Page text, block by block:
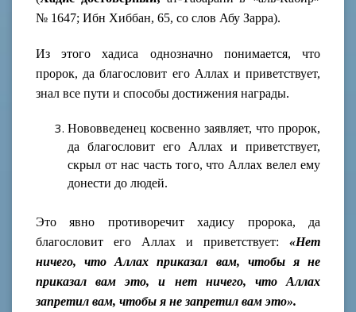
№ 1647; Ибн Хиббан, 65, со слов Абу Зарра).
Из этого хадиса однозначно понимается, что
пророк, да благословит его Аллах и приветствует,
знал все пути и способы достижения награды.
Нововведенец косвенно заявляет, что пророк,
да благословит его Аллах и приветствует,
скрыл от нас часть того, что Аллах велел ему
донести до людей.
Это явно противоречит хадису пророка, да
благословит его Аллах и приветствует: «Нет
ничего, что Аллах приказал вам, чтобы я не
приказал вам это, и нет ничего, что Аллах
запретил вам, чтобы я не запретил вам это».